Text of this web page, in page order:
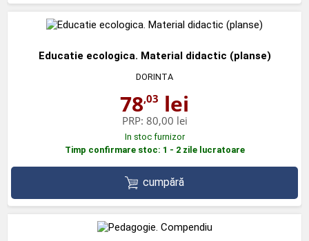
Educatie ecologica. Material didactic (planse)
DORINTA
78,03 lei
PRP: 80,00 lei
In stoc furnizor
Timp confirmare stoc: 1 - 2 zile lucratoare
cumpără